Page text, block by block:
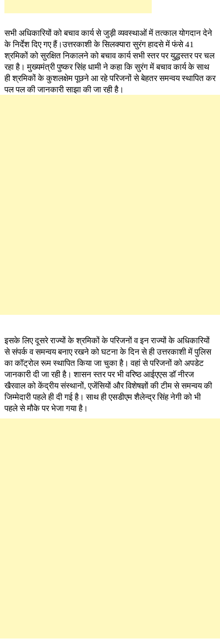
सभी अधिकारियों को बचाव कार्य से जुड़ी व्यवस्थाओं में तत्काल योगदान देने
के निर्देश दिए गए हैं।उत्तरकाशी के सिलक्यारा सुरंग हादसे में फंसे 41
श्रमिकों को सुरक्षित निकालने को बचाव कार्य सभी स्तर पर युद्धस्तर पर चल
रहा है। मुख्यमंत्री पुष्कर सिंह धामी ने कहा कि सुरंग में बचाव कार्य के साथ
ही श्रमिकों के कुशलक्षेम पूछने आ रहे परिजनों से बेहतर समन्वय स्थापित कर
पल पल की जानकारी साझा की जा रही है।
इसके लिए दूसरे राज्यों के श्रमिकों के परिजनों व इन राज्यों के अधिकारियों
से संपर्क व समन्वय बनाए रखने को घटना के दिन से ही उत्तरकाशी में पुलिस
का कॉट्रोल रूम स्थापित किया जा चुका है। वहां से परिजनों को अपडेट
जानकारी दी जा रही है। शासन स्तर पर भी वरिष्ठ आईएएस डॉ नीरज
खैरवाल को केंद्रीय संस्थानों, एजेंसियों और विशेषज्ञों की टीम से समन्वय की
जिम्मेदारी पहले ही दी गई है। साथ ही एसडीएम शैलेन्द्र सिंह नेगी को भी
पहले से मौके पर भेजा गया है।